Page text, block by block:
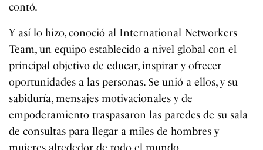
contó.
Y así lo hizo, conoció al International Networkers
Team, un equipo establecido a nivel global con el
principal objetivo de educar, inspirar y ofrecer
oportunidades a las personas. Se unió a ellos, y su
sabiduría, mensajes motivacionales y de
empoderamiento traspasaron las paredes de su sala
de consultas para llegar a miles de hombres y